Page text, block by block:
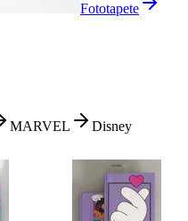
Fototapete
MARVEL
Disney